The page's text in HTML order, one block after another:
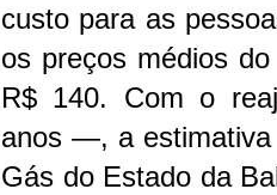
custo para as
os preços médios
R$ 140. Com o
anos —, a estimativa
Gás do Estado da